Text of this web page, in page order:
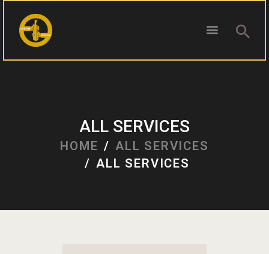
ALL SERVICES
HOME
ALL SERVICES
ALL SERVICES
ПИВОТЕКА